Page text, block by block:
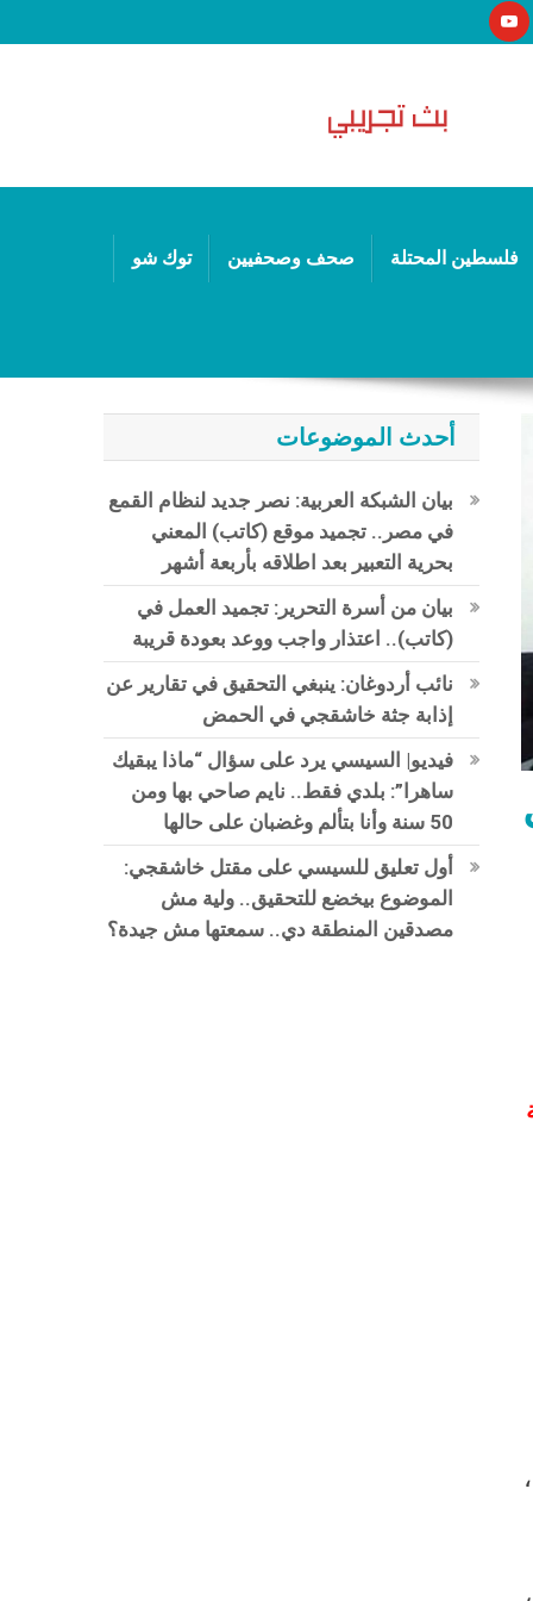
فلسطين المحتلة صحف وصحفيين توك شو
أحدث الموضوعات
بيان الشبكة العربية: نصر جديد لنظام القمع
في مصر.. تجميد موقع (كاتب) المعني
بحرية التعبير بعد اطلاقه بأربعة أشهر
بيان من أسرة التحرير: تجميد العمل في
(كاتب).. اعتذار واجب ووعد بعودة قريبة
نائب أردوغان: ينبغي التحقيق في تقارير عن
إذابة جثة خاشقجي في الحمض
فيديو| السيسي يرد على سؤال “ماذا يبقيك
ساهرا”: بلدي فقط.. نايم صاحي بها ومن
50 سنة وأنا بتألم وغضبان على حالها
أول تعليق للسيسي على مقتل خاشقجي:
الموضوع بيخضع للتحقيق.. ولية مش
مصدقين المنطقة دي.. سمعتها مش جيدة؟